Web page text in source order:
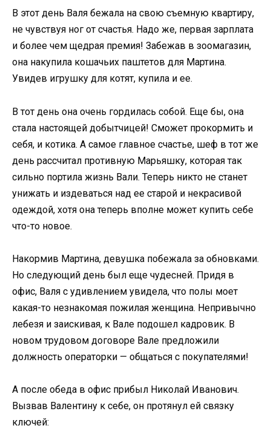
В этот день Валя бежала на свою съемную квартиру,
не чувствуя ног от счастья. Надо же, первая зарплата
и более чем щедрая премия! Забежав в зоомагазин,
она накупила кошачьих паштетов для Мартина.
Увидев игрушку для котят, купила и ее.
В тот день она очень гордилась собой. Еще бы, она
стала настоящей добытчицей! Сможет прокормить и
себя, и котика. А самое главное счастье, шеф в тот же
день рассчитал противную Марьяшку, которая так
сильно портила жизнь Вали. Теперь никто не станет
унижать и издеваться над ее старой и некрасивой
одеждой, хотя она теперь вполне может купить себе
что-то новое.
Накормив Мартина, девушка побежала за обновками.
Но следующий день был еще чудесней. Придя в
офис, Валя с удивлением увидела, что полы моет
какая-то незнакомая пожилая женщина. Непривычно
лебезя и заискивая, к Вале подошел кадровик. В
новом трудовом договоре Вале предложили
должность операторки — общаться с покупателями!
А после обеда в офис прибыл Николай Иванович.
Вызвав Валентину к себе, он протянул ей связку
ключей: